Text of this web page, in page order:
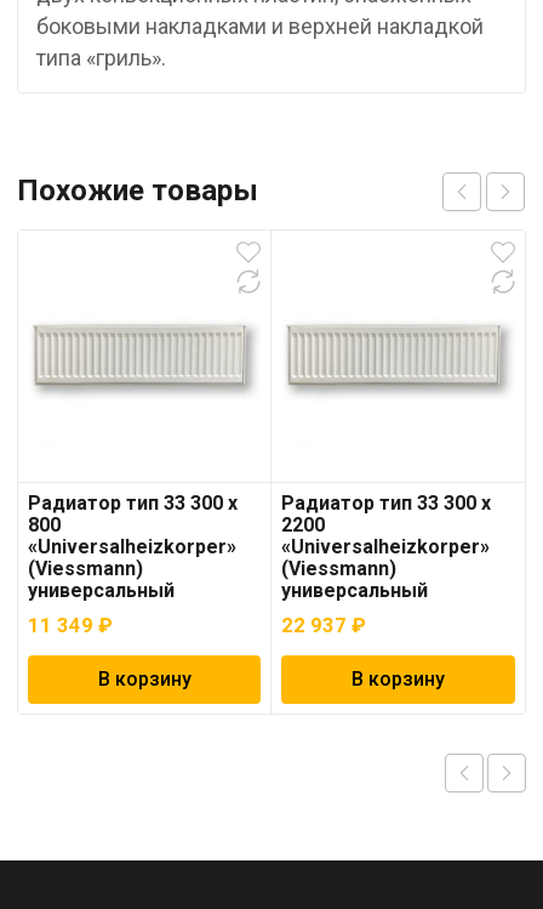
боковыми накладками и верхней накладкой
типа «гриль».
Похожие товары
Радиатор тип 33 300 x
800
«Universalheizkorper»
(Viessmann)
универсальный
11 349 ₽
В корзину
Радиатор тип 33 300 x
2200
«Universalheizkorper»
(Viessmann)
универсальный
22 937₽
В корзину